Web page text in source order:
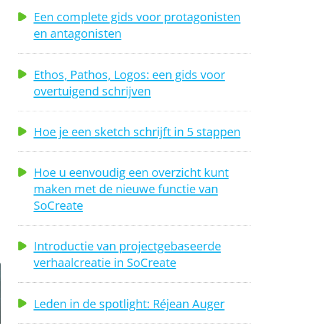
Een complete gids voor protagonisten
en antagonisten
Ethos, Pathos, Logos: een gids voor
overtuigend schrijven
Hoe je een sketch schrijft in 5 stappen
Hoe u eenvoudig een overzicht kunt
maken met de nieuwe functie van
SoCreate
Introductie van projectgebaseerde
verhaalcreatie in SoCreate
Leden in de spotlight: Réjean Auger